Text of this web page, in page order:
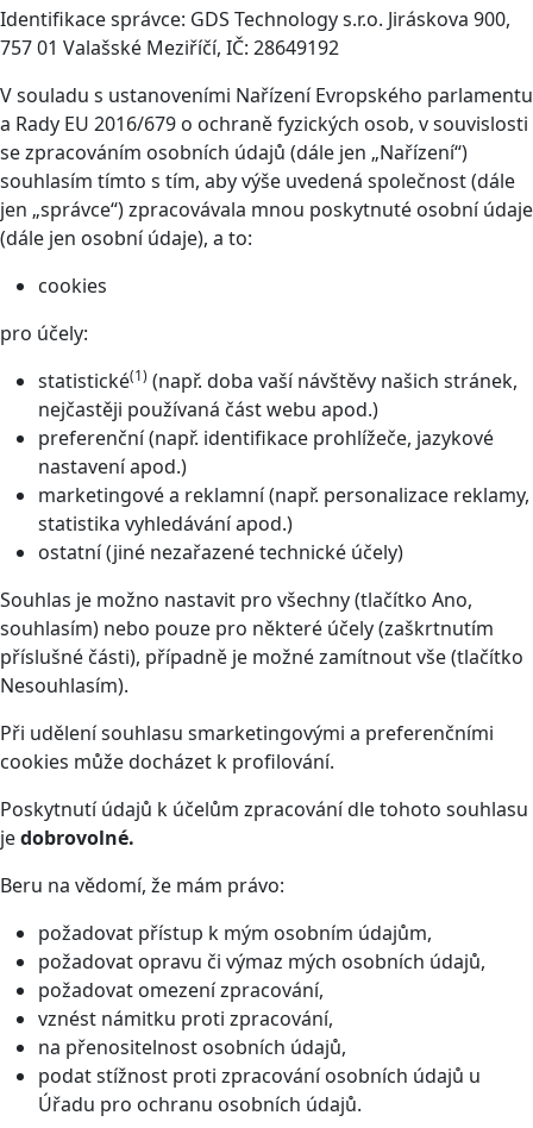
Identifikace správce: GDS Technology s.r.o. Jiráskova 900,
757 01 Valašské Meziříčí, IČ: 28649192
V souladu s ustanoveními Nařízení Evropského parlamentu
a Rady EU 2016/679 o ochraně fyzických osob, v souvislosti
se zpracováním osobních údajů (dále jen „Nařízení“)
souhlasím tímto s tím, aby výše uvedená společnost (dále
jen „správce“) zpracovávala mnou poskytnuté osobní údaje
(dále jen osobní údaje), a to:
cookies
pro účely:
statistické(1) (např. doba vaší návštěvy našich stránek,
nejčastěji používaná část webu apod.)
preferenční (např. identifikace prohlížeče, jazykové
nastavení apod.)
marketingové a reklamní (např. personalizace reklamy,
statistika vyhledávání apod.)
ostatní (jiné nezařazené technické účely)
Souhlas je možno nastavit pro všechny (tlačítko Ano,
souhlasím) nebo pouze pro některé účely (zaškrtnutím
příslušné části), případně je možné zamítnout vše (tlačítko
Nesouhlasím).
Při udělení souhlasu smarketingovými a preferenčními
cookies může docházet k profilování.
Poskytnutí údajů k účelům zpracování dle tohoto souhlasu
jedobrovolné.
Beru na vědomí, že mám právo:
požadovat přístup k mým osobním údajům,
požadovat opravu či výmaz mých osobních údajů,
požadovat omezení zpracování,
vznést námitku proti zpracování,
na přenositelnost osobních údajů,
podat stížnost proti zpracování osobních údajů u
Úřadu pro ochranu osobních údajů.